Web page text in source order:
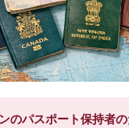
パスポート保持者